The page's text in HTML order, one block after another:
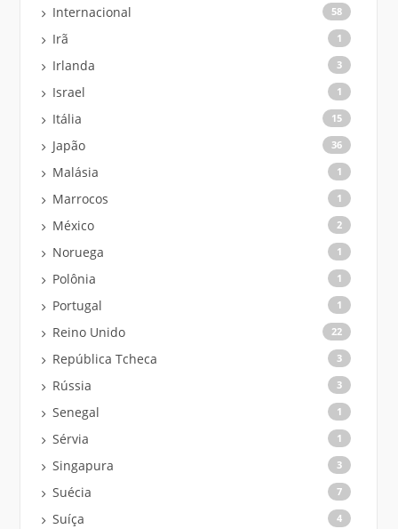
Internacional 58
Irã 1
Irlanda 3
Israel 1
Itália 15
Japão 36
Malásia 1
Marrocos 1
México 2
Noruega 1
Polônia 1
Portugal 1
Reino Unido 22
República Tcheca 3
Rússia 3
Senegal 1
Sérvia 1
Singapura 3
Suécia 7
Suíça 4